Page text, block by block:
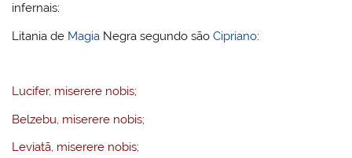
l
k
infernais:
Litania de Magia Negra segundo sãoCipriano:
Lucifer, miserere nobis;
Belzebu, miserere nobis;
Leviatã, miserere nobis;